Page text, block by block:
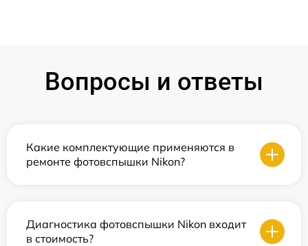
Вопросы и ответы
Какие комплектующие применяются в
ремонте фотовспышки Nikon?
Диагностика фотовспышки Nikon входит
в стоимость?